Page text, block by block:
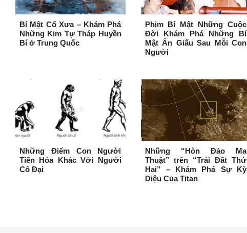
Bí Mật Cổ Xưa – Khám Phá
Những Kim Tự Tháp Huyền
Bí ở Trung Quốc
Phim Bí Mật Những Cuộc
Đời Khám Phá Những Bí
Mật Ẩn Giấu Sau Mỗi Con
Người
Những Điểm Con Người
Tiến Hóa Khác Với Người
Cổ Đại
Những “Hòn Đảo Ma
Thuật” trên “Trái Đất Thứ
Hai” – Khám Phá Sự Kỳ
Diệu Của Titan